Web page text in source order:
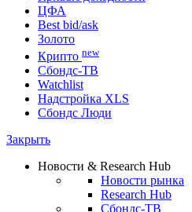
Портфель
Консенсусы
Поиск облигаций (ИИ)
Кривые доходности
ЦФА
Best bid/ask
Золото
Крипто new
Watchlist
Сбондс Люди